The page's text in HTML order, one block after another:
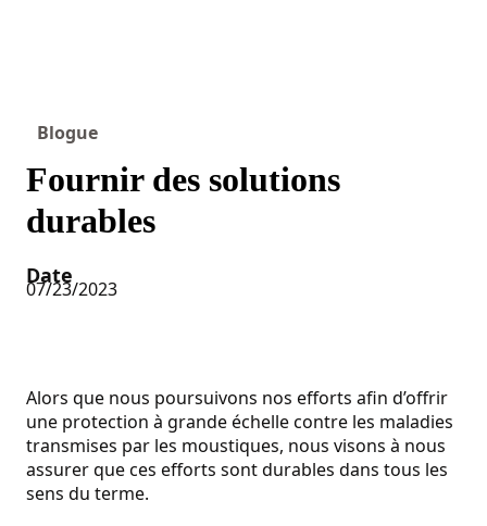
Blogue
Fournir des solutions
durables
Date
07/23/2023
Alors que nous poursuivons nos efforts afin d’offrir
une protection à grande échelle contre les maladies
transmises par les moustiques, nous visons à nous
assurer que ces efforts sont durables dans tous les
sens du terme.